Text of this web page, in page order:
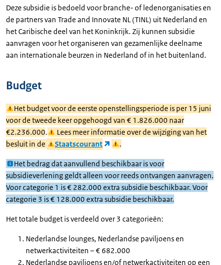
Deze subsidie is bedoeld voor branche- of ledenorganisaties en
de partners van Trade and Innovate NL (TINL) uit Nederland en
het Caribische deel van het Koninkrijk. Zij kunnen subsidie
aanvragen voor het organiseren van gezamenlijke deelname
aan internationale beurzen in Nederland of in het buitenland.
Budget
Het budget voor de eerste openstellingsperiode is per 15 juni
voor de tweede keer opgehoogd van € 1.826.000 naar
€2.236.000.
Lees meer informatie over de wijziging van het
besluit in de
Staatscourant .
Het bedrag dat aanvullend beschikbaar is voor
subsidieverlening geldt alleen voor reeds ontvangen aanvragen.
Voor categorie 1 is € 282.000 extra subsidie beschikbaar. Voor
categorie 3 is € 128.000 extra subsidie beschikbaar.
Het totale budget is verdeeld over 3 categorieën:
Nederlandse lounges, Nederlandse paviljoens en
netwerkactiviteiten – € 682.000
Nederlandse paviljoens en/of netwerkactiviteiten op een